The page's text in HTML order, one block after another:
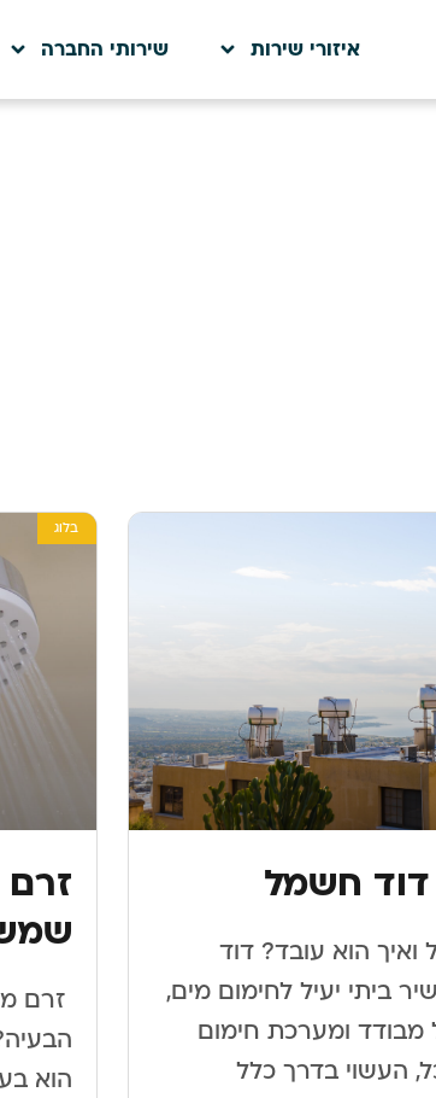
איזורי שירות שירותי החברה
דוד חשמל
ואיך הוא עובד? דוד
ביתי יעיל לחימום מים,
מבודד ומערכת חימום
העשוי בדרך כלל
בלוג
​זרם
הוא